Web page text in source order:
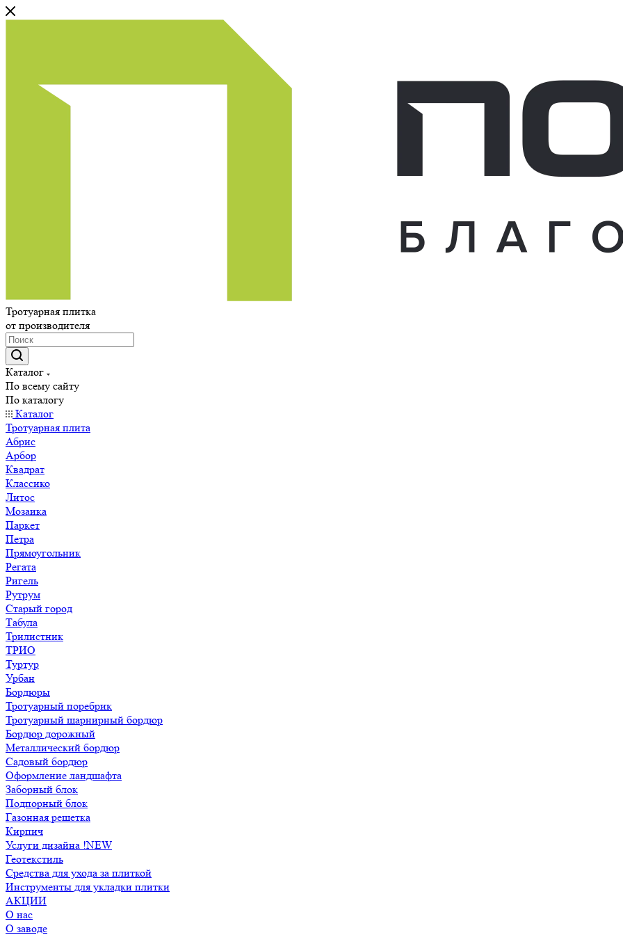
Тротуарная плитка
от производителя
Каталог
По всему сайту
По каталогу
Каталог
Тротуарная плита
Абрис
Арбор
Квадрат
Классико
Литос
Мозаика
Паркет
Петра
Прямоугольник
Регата
Ригель
Рутрум
Старый город
Табула
Трилистник
ТРИО
Туртур
Урбан
Бордюры
Тротуарный поребрик
Тротуарный шарнирный бордюр
Бордюр дорожный
Металлический бордюр
Садовый бордюр
Оформление ландшафта
Заборный блок
Подпорный блок
Газонная решетка
Кирпич
Услуги дизайна !NEW
Геотекстиль
Средства для ухода за плиткой
Инструменты для укладки плитки
АКЦИИ
О нас
О заводе